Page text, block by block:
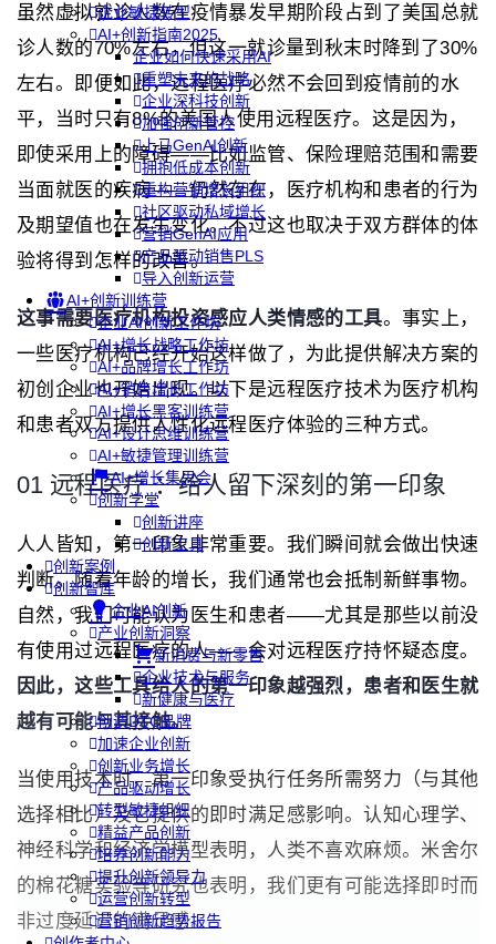
企业敏捷转型
AI+创新指南2025
企业如何快速采用AI
重塑未来的战略
企业深科技创新
加强创新管控
上马GenAI创新
拥抱低成本创新
重构营销增长组织
社区驱动私域增长
营销GenAI应用
产品驱动销售PLS
导入创新运营
AI+创新训练营
企业AI创新工作坊
AI+增长战略工作坊
AI+品牌增长工作坊
AI+销售增长工作坊
AI+增长黑客训练营
AI+设计思维训练营
AI+敏捷管理训练营
AI+增长集思会
创新学堂
创新讲座
创新工具
创新案例
创新智库
企业AI创新
产业创新洞察
新消费与新零售
企业技术与服务
新健康与医疗
创造DTC品牌
加速企业创新
创新业务增长
产品驱动增长
转型敏捷组织
精益产品创新
培养创新能力
提升创新领导力
运营创新转型
营销创新趋势报告
虽然虚拟就诊人数在疫情暴发早期阶段占到了美国总就
诊人数的70%左右，但这一就诊量到秋末时降到了30%
左右。即便如此，远程医疗必然不会回到疫情前的水
平，当时只有8%的美国人使用远程医疗。这是因为，
即使采用上的障碍——比如监管、保险理赔范围和需要
当面就医的疾病——仍然存在，医疗机构和患者的行为
及期望值也在发生变化。不过这也取决于双方群体的体
验将得到怎样的改善。
这事需要医疗机构投资感应人类情感的工具。事实上，
一些医疗机构已经开始这样做了，为此提供解决方案的
初创企业也开始出现。以下是远程医疗技术为医疗机构
和患者双方提供人性化远程医疗体验的三种方式。
01 远程医疗 ：给人留下深刻的第一印象
人人皆知，第一印象非常重要。我们瞬间就会做出快速
判断。随着年龄的增长，我们通常也会抵制新鲜事物。
自然，我们可能认为医生和患者——尤其是那些以前没
有使用过远程医疗的人——会对远程医疗持怀疑态度。
因此，这些工具给人的第一印象越强烈，患者和医生就
越有可能与其接触。
当使用技术时，第一印象受执行任务所需努力（与其他
选择相比）及它提供的即时满足感影响。认知心理学、
神经科学和经济学模型表明，人类不喜欢麻烦。米舍尔
的棉花糖实验等研究也表明，我们更有可能选择即时而
非过度延迟的满足感。